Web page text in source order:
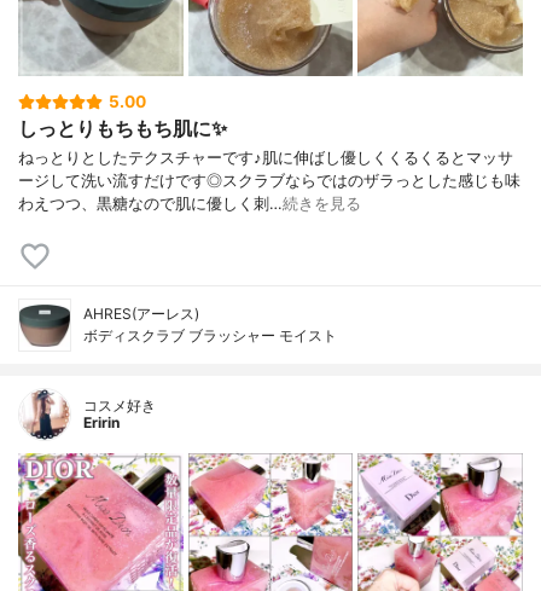
5.00
しっとりもちもち肌に✨
ねっとりとしたテクスチャーです♪肌に伸ばし優しくくるくるとマッサ
ージして洗い流すだけです◎スクラブならではのザラっとした感じも味
わえつつ、黒糖なので肌に優しく刺…続きを見る
AHRES(アーレス)
ボディスクラブ ブラッシャー モイスト
コスメ好き
Eririn